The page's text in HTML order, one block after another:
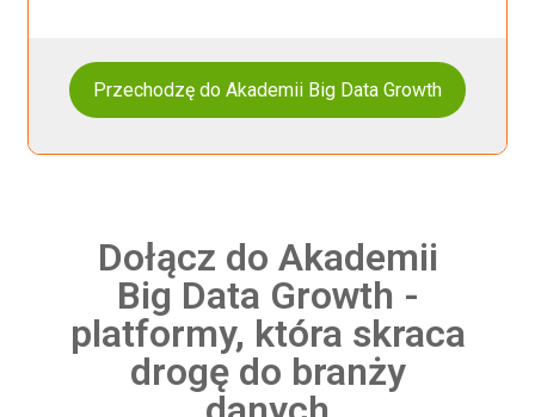
Przechodzę do Akademii Big Data Growth
Dołącz do Akademii
Big Data Growth -
platformy, która skraca
drogę do branży